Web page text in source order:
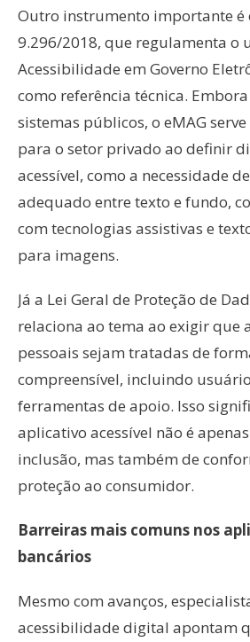
Outro instrumento importante é
9.296/2018, que regulamenta o
Acessibilidade em Governo
como referência técnica.
sistemas públicos, o eMAG
para o setor privado ao definir
acessível, como a necessidade
adequado entre texto e fundo,
com tecnologias assistivas e
para imagens.
Já a Lei Geral de Proteção de
relaciona ao tema ao exigir que
pessoais sejam tratadas de
compreensível, incluindo
ferramentas de apoio. Isso
aplicativo acessível não é
inclusão, mas também de
proteção ao consumidor.
Barreiras mais comuns nos
bancários
Mesmo com avanços,
acessibilidade digital apontam